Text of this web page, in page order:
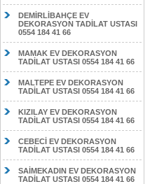
DEMİRLİBAHÇE EV
DEKORASYON TADİLAT USTASI
0554 184 41 66
MAMAK EV DEKORASYON
TADİLAT USTASI 0554 184 41 66
MALTEPE EV DEKORASYON
TADİLAT USTASI 0554 184 41 66
KIZILAY EV DEKORASYON
TADİLAT USTASI 0554 184 41 66
CEBECİ EV DEKORASYON
TADİLAT USTASI 0554 184 41 66
SAİMEKADIN EV DEKORASYON
TADİLAT USTASI 0554 184 41 66